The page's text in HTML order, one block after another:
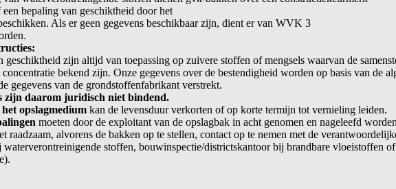
bepaling van geschiktheid door het
Als er geen gegevens beschikbaar zijn, dient er van WVK 3
geschiktheid zijn altijd van toepassing op zuivere stoffen of mengsels waarvan de
bekend zijn. Onze gegevens over de bestendigheid worden op basis van de
gegevens van de grondstoffenfabrikant verstrekt.
zijn daarom juridisch niet bindend.
opslagmedium kan de levensduur verkorten of op korte termijn tot vernieling leiden.
moeten door de exploitant van de opslagbak in acht genomen en nageleefd
raadzaam, alvorens de bakken op te stellen, contact op te nemen met de
waterverontreinigende stoffen, bouwinspectie/districtskantoor bij brandbare vloeistoffen of